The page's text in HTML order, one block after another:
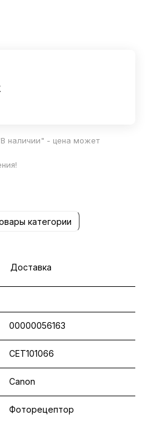
наличии" - цена может
категории
Доставка
00000056163
CET101066
Canon
Фоторецептор